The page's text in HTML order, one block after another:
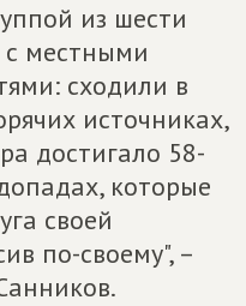
из шести
с местными
сходили в
источниках,
достигало 58-
которые
своей
по-своему", –